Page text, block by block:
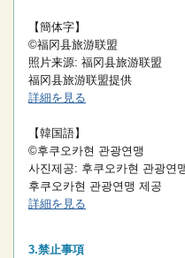
【簡体字】
©福冈县旅游联盟
照片来源: 福冈县旅游联盟
福冈县旅游联盟提供
詳細を見る
【韓国語】
©후쿠오카현 관광연맹
사진제공: 후쿠오카현 관광연
후쿠오카현 관광연맹 제공
詳細を見る
禁止事項